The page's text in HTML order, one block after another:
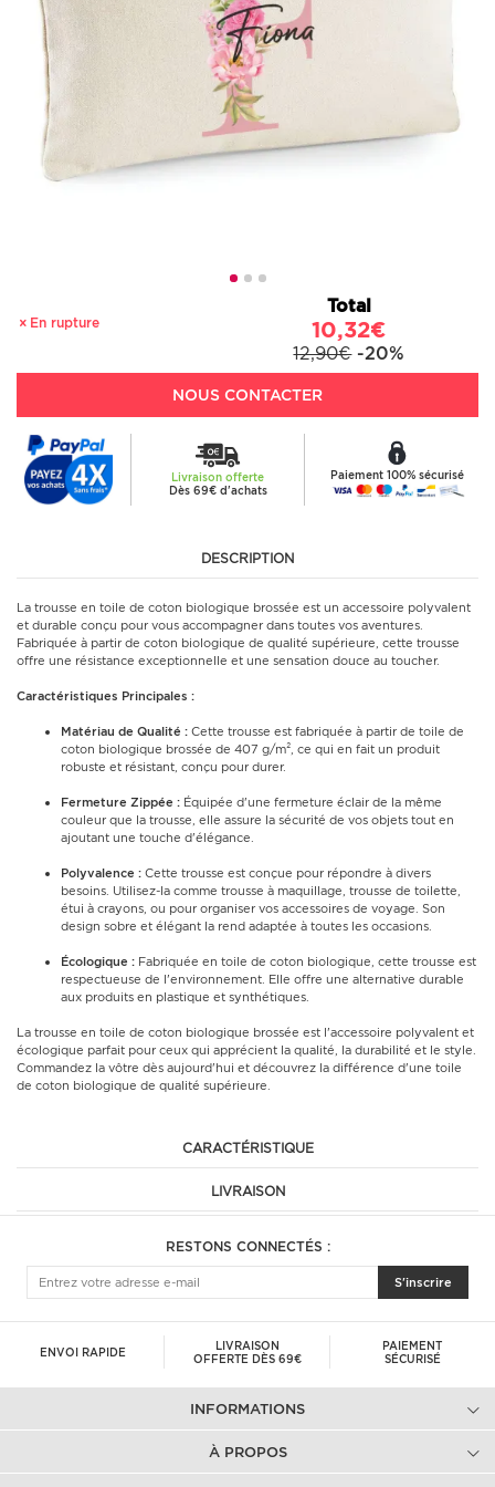
En rupture
Total
10,32€
12,90€ -20%
NOUS CONTACTER
Livraison offerte
Dès 69€ d'achats
Paiement 100% sécurisé
DESCRIPTION
La trousse en toile de coton biologique brossée est un accessoire polyvalent
et durable conçu pour vous accompagner dans toutes vos aventures.
Fabriquée à partir de coton biologique de qualité supérieure, cette trousse
offre une résistance exceptionnelle et une sensation douce au toucher.
Caractéristiques Principales :
Matériau de Qualité : Cette trousse est fabriquée à partir de toile de
coton biologique brossée de 407 g/m², ce qui en fait un produit
robuste et résistant, conçu pour durer.
Fermeture Zippée : Équipée d'une fermeture éclair de la même
couleur que la trousse, elle assure la sécurité de vos objets tout en
ajoutant une touche d'élégance.
Polyvalence : Cette trousse est conçue pour répondre à divers
besoins. Utilisez-la comme trousse à maquillage, trousse de toilette,
étui à crayons, ou pour organiser vos accessoires de voyage. Son
design sobre et élégant la rend adaptée à toutes les occasions.
Écologique : Fabriquée en toile de coton biologique, cette trousse est
respectueuse de l'environnement. Elle offre une alternative durable
aux produits en plastique et synthétiques.
La trousse en toile de coton biologique brossée est l'accessoire polyvalent et
écologique parfait pour ceux qui apprécient la qualité, la durabilité et le style.
Commandez la vôtre dès aujourd'hui et découvrez la différence d'une toile
de coton biologique de qualité supérieure.
CARACTÉRISTIQUE
LIVRAISON
RESTONS CONNECTÉS :
S'inscrire
ENVOI RAPIDE
LIVRAISON
OFFERTE DÈS 69€
PAIEMENT
SÉCURISÉ
INFORMATIONS
À PROPOS